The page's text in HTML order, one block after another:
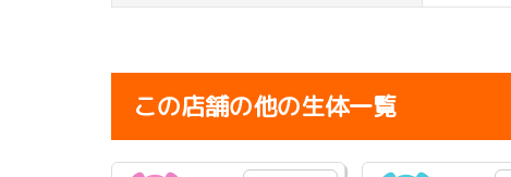
この店舗の他の生体一覧